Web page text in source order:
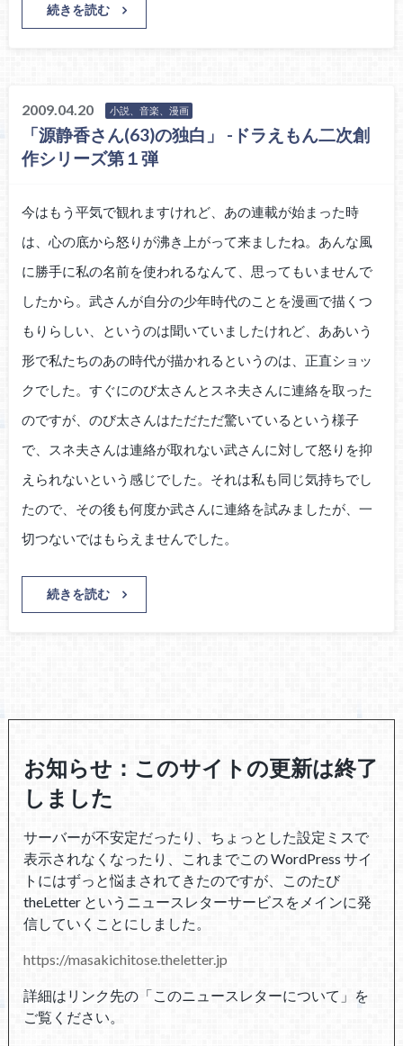
続きを読む
2009.04.20 小説、音楽、漫画
「源静香さん(63)の独白」 -ドラえもん二次創
作シリーズ第１弾
今はもう平気で観れますけれど、あの連載が始まった時
は、心の底から怒りが沸き上がって来ましたね。あんな風
に勝手に私の名前を使われるなんて、思ってもいませんで
したから。武さんが自分の少年時代のことを漫画で描くつ
もりらしい、というのは聞いていましたけれど、ああいう
形で私たちのあの時代が描かれるというのは、正直ショッ
クでした。すぐにのび太さんとスネ夫さんに連絡を取った
のですが、のび太さんはただただ驚いているという様子
で、スネ夫さんは連絡が取れない武さんに対して怒りを抑
えられないという感じでした。それは私も同じ気持ちでし
たので、その後も何度か武さんに連絡を試みましたが、一
切つないではもらえませんでした。
続きを読む
お知らせ：このサイトの更新は終了
しました
サーバーが不安定だったり、ちょっとした設定ミスで
表示されなくなったり、これまでこの WordPress サイ
トにはずっと悩まされてきたのですが、このたび
theLetter というニュースレターサービスをメインに発
信していくことにしました。
https://masakichitose.theletter.jp
詳細はリンク先の「このニュースレターについて」を
ご覧ください。